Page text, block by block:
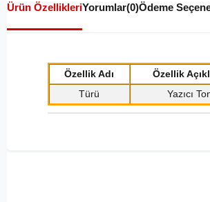
Ürün ÖzellikleriYorumlar(0)Ödeme
Özellik Adı
Özellik
Türü
Yazıcı